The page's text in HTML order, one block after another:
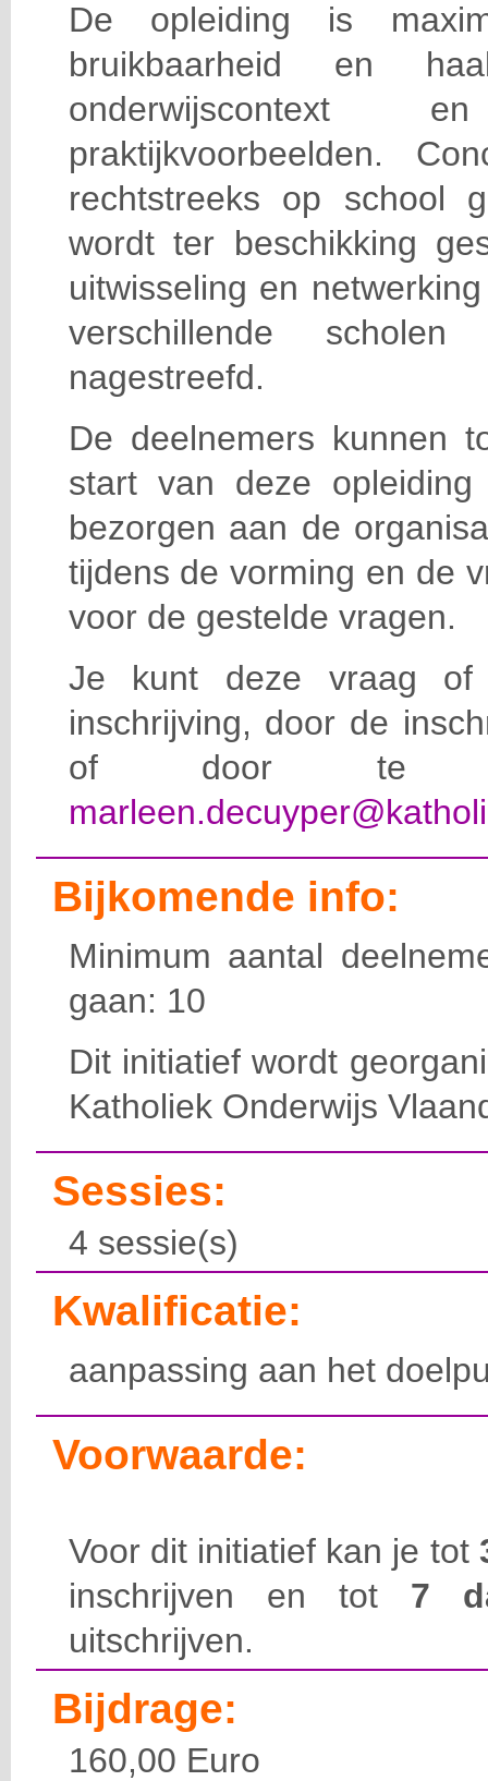
De opleiding is
bruikbaarheid en
praktijkvoorbeelden.
rechtstreeks op school
wordt ter beschikking
uitwisseling en
verschillende scholen
nagestreefd.
De deelnemers kunnen
start van deze
bezorgen aan de
tijdens de vorming en de
voor de gestelde vragen.
Je kunt deze vraag of
inschrijving, door de
of door te e-
Bijkomende info:
Minimum aantal
gaan: 10
Dit initiatief wordt
Katholiek Onderwijs
Sessies:
4 sessie(s)
Kwalificatie:
aanpassing aan het
Voorwaarde:
Voor dit initiatief kan je tot
inschrijven en tot 7
uitschrijven.
Bijdrage:
160,00 Euro